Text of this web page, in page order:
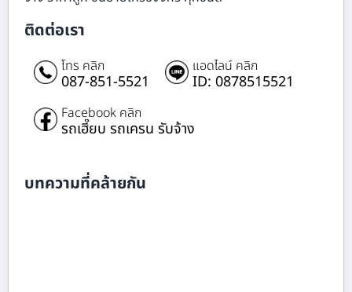
ติดต่อเรา
โทร คลิก
087-851-5521
แอดไลน์ คลิก
ID: 0878515521
Facebook คลิก
รถเฮี๊ยบ รถเครน รับจ้าง
บทความที่คล้ายกัน